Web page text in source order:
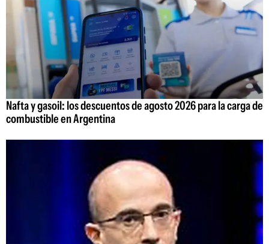
Nafta y gasoil: los descuentos de agosto 2026 para la carga de
combustible en Argentina